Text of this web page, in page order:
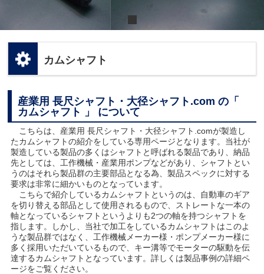
カムシャフト
産業用 長尺シャフト・大径シャフト.com の「
カムシャフト 」 について
こちらは、産業用 長尺シャフト・大径シャフト.comが製造し
たカムシャフトの紹介をしている専用ページとなります。当社が
製造している製品の多くはシャフトと呼ばれる製品であり、納品
先としては、工作機械・産業用ポンプなどがあり、シャフトとい
うのはそれら製品群の主要部品となる為、製品スペックに対する
要求は非常に細かいものとなっています。
こちらで紹介しているカムシャフトというのは、自動車のギア
を切り替える部品として使用されるもので、ストレートな一本の
軸となっているシャフトというよりも2つの軸を持つシャフトを
指します。しかし、当社で加工をしているカムシャフトはこのよ
うな製品群ではなく、工作機械メーカー様・ポンプメーカー様に
多く採用いただいているもので、キー溝等でモーターの駆動を伝
達するカムシャフトとなっています。詳しくは製品事例の詳細ペ
ージをご覧ください。